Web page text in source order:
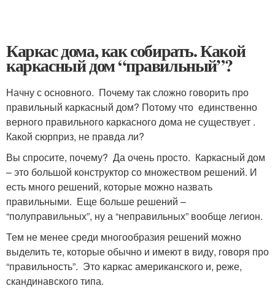
Каркас дома, как собирать. Какой
каркасный дом “правильный”?
Начну с основного. Почему так сложно говорить про
правильный каркасный дом? Потому что единственно
верного правильного каркасного дома не существует .
Какой сюрприз, не правда ли?
Вы спросите, почему? Да очень просто. Каркасный дом
– это большой конструктор со множеством решений. И
есть много решений, которые можно назвать
правильными. Еще больше решений –
“полуправильных”, ну а “неправильных” вообще легион.
Тем не менее среди многообразия решений можно
выделить те, которые обычно и имеют в виду, говоря про
“правильность”. Это каркас американского и, реже,
скандинавского типа.